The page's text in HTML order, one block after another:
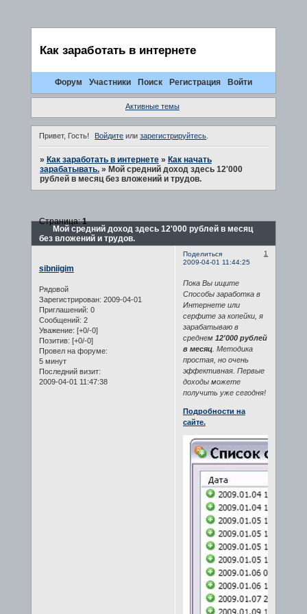
Как заработать в интернете
Форум Участники Поиск Регистрация Войти
Активные темы
Привет, Гость! Войдите илизарегистрируйтесь.
» Как заработать в интернете » Как начать
зарабатывать. » Мой средний доход здесь 12'000
рублей в месяц без вложений и трудов.
Мой средний доход здесь 12'000 рублей в месяц
без вложений и трудов.
Страница:1
Поделиться
1
2009-04-01 11:44:25
sibniigim
Рядовой
Зарегистрирован: 2009-04-01
Приглашений: 0
Сообщений: 2
Уважение: [+0/-0]
Позитив: [+0/-0]
Провел на форуме:
5 минут
Последний визит:
2009-04-01 11:47:38
Пока Вы ищите
Способы заработка в
Интернете или
серфите за копейки, я
зарабатываю в
среднем 12'000 рублей
в месяц. Методика
простая, но очень
эффективная. Первые
доходы можете
получить уже сегодня!
Подробности на
сайте.